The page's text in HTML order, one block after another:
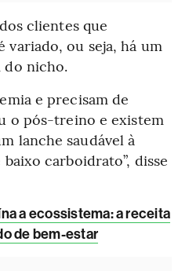
clientes que
ou seja, há um
do nicho.
e precisam de
o pós-treino e existem
lanche saudável à
carboidrato”, disse
a ecossistema: a receita
de bem-estar